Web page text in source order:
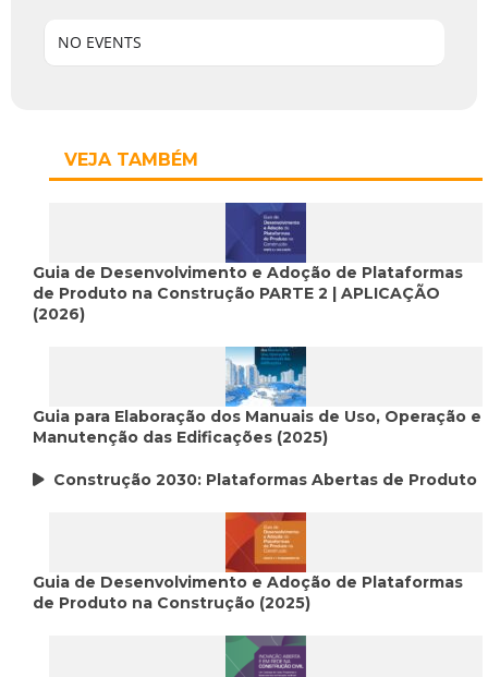
NO EVENTS
VEJA TAMBÉM
Guia de Desenvolvimento e Adoção de Plataformas
de Produto na Construção PARTE 2 | APLICAÇÃO
(2026)
Guia para Elaboração dos Manuais de Uso, Operação e
Manutenção das Edificações (2025)
Construção 2030: Plataformas Abertas de Produto
Guia de Desenvolvimento e Adoção de Plataformas
de Produto na Construção (2025)